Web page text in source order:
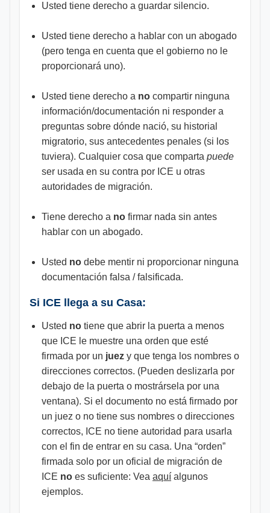
Usted tiene derecho a guardar silencio.
Usted tiene derecho a hablar con un abogado
(pero tenga en cuenta que el gobierno no le
proporcionará uno).
Usted tiene derecho a no compartir ninguna
información/documentación ni responder a
preguntas sobre dónde nació, su historial
migratorio, sus antecedentes penales (si los
tuviera). Cualquier cosa que comparta puede
ser usada en su contra por ICE u otras
autoridades de migración.
Tiene derecho a no firmar nada sin antes
hablar con un abogado.
Usted no debe mentir ni proporcionar ninguna
documentación falsa / falsificada.
Si ICE llega a su Casa:
Usted no tiene que abrir la puerta a menos
que ICE le muestre una orden que esté
firmada por un juez y que tenga los nombres o
direcciones correctos. (Pueden deslizarla por
debajo de la puerta o mostrársela por una
ventana). Si el documento no está firmado por
un juez o no tiene sus nombres o direcciones
correctos, ICE no tiene autoridad para usarla
con el fin de entrar en su casa. Una “orden”
firmada solo por un oficial de migración de
ICE no es suficiente: Vea aquí algunos
ejemplos.